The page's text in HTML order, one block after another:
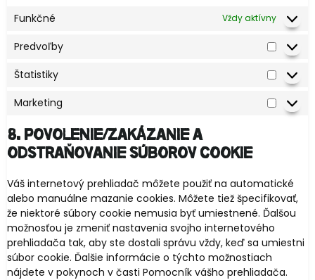
Funkčné Vždy aktívny
Predvoľby
Štatistiky
Marketing
8. Povolenie/zakázanie a
odstraňovanie súborov cookie
Váš internetový prehliadač môžete použiť na automatické
alebo manuálne mazanie cookies. Môžete tiež špecifikovať,
že niektoré súbory cookie nemusia byť umiestnené. Ďalšou
možnosťou je zmeniť nastavenia svojho internetového
prehliadača tak, aby ste dostali správu vždy, keď sa umiestni
súbor cookie. Ďalšie informácie o týchto možnostiach
nájdete v pokynoch v časti Pomocník vášho prehliadača.